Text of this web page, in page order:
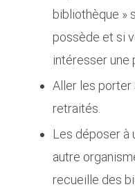
bibliothèque »
possède et si
intéresser une
Aller les porter
retraités.
Les déposer à
autre
recueille des